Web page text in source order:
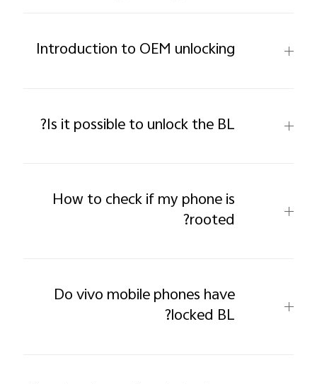
Introduction to OEM unlocking
Is it possible to unlock the BL?
How to check if my phone is
rooted?
Do vivo mobile phones have
locked BL?